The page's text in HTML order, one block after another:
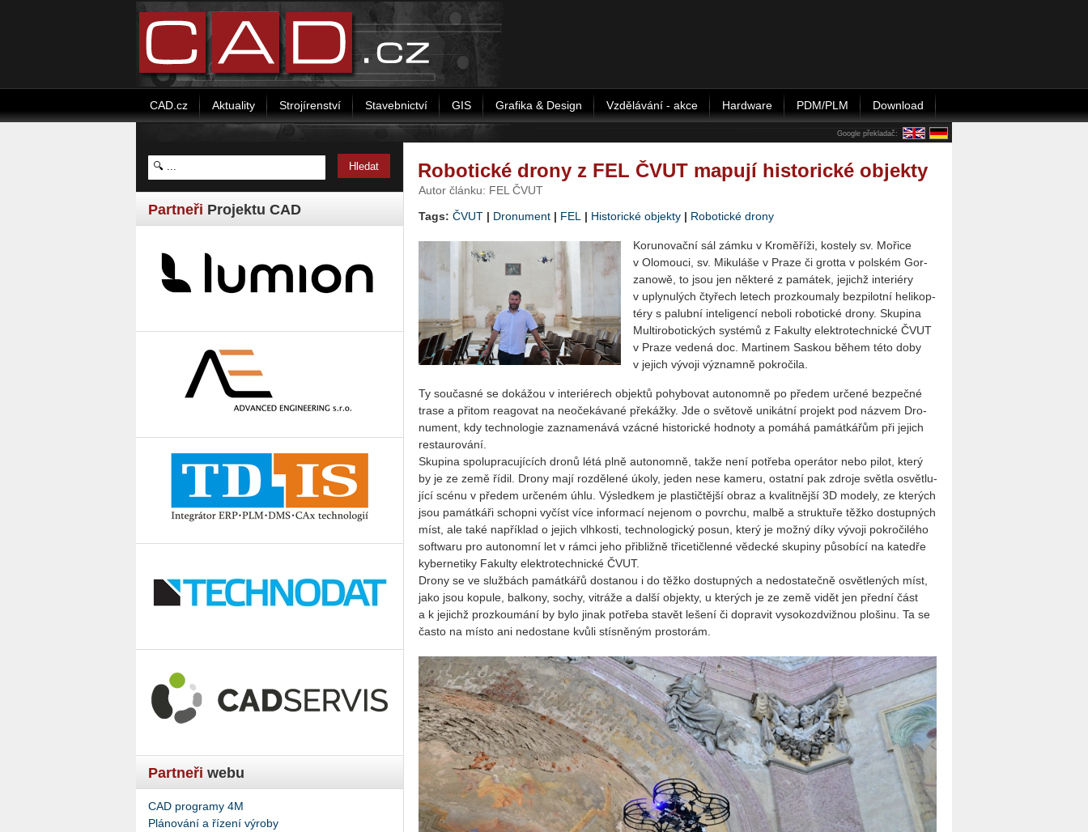
CAD.cz Aktuality Strojírenství Stavebnictví GIS Grafika & Design Vzdělávání - akce Hardware PDM/PLM Download
Google překladač:
Partneři Projektu CAD
Partneři webu
CAD programy 4M
Plánování a řízení výroby
Robotické drony z FEL ČVUT mapují historické objekty
Autor článku: FEL ČVUT
Tags: ČVUT | Dronument | FEL | Historické objekty | Robotické drony
Ko­ru­no­vač­ní sál zámku v Kro­mě­ří­ži, kos­te­ly sv. Mo­ři­ce
v Olo­mou­ci, sv. Mi­ku­lá­še v Praze či grot­ta v pol­ském Gor­
za­nowě, to jsou jen ně­kte­ré z pa­má­tek, je­jichž in­te­ri­é­ry
v uply­nu­lých čtyřech le­tech pro­zkou­ma­ly bez­pi­lot­ní he­li­kop­
té­ry s pa­lub­ní in­te­li­gen­cí ne­bo­li ro­bo­tic­ké drony. Sku­pi­na
Mul­ti­ro­bo­tic­kých sys­té­mů z Fa­kul­ty elek­tro­tech­nic­ké ČVUT
v Praze ve­de­ná doc. Mar­ti­nem Sas­kou během této doby
v je­jich vý­vo­ji vý­znam­ně po­kro­či­la.
Ty sou­čas­né se do­ká­žou v in­te­ri­é­rech ob­jek­tů po­hy­bo­vat au­to­nomně po pře­dem ur­če­né bez­peč­né
trase a při­tom re­a­go­vat na ne­o­če­ká­va­né pře­káž­ky. Jde o svě­to­vě uni­kát­ní pro­jekt pod ná­zvem Dro­
nu­ment, kdy tech­no­lo­gie za­zna­me­ná­vá vzác­né his­to­ric­ké hod­no­ty a po­má­há pa­mát­ká­řům při je­jich
re­stau­ro­vá­ní.
Sku­pi­na spo­lu­pra­cu­jí­cích dronů létá plně au­to­nomně, takže není po­tře­ba ope­rá­tor nebo pilot, který
by je ze země řídil. Drony mají roz­dě­le­né úkoly, jeden nese ka­me­ru, ostat­ní pak zdro­je svět­la osvět­lu­
jí­cí scénu v pře­dem ur­če­ném úhlu. Vý­sled­kem je plas­tič­těj­ší obraz a kva­lit­něj­ší 3D mo­de­ly, ze kte­rých
jsou pa­mát­ká­ři schop­ni vy­číst více in­for­ma­cí neje­nom o po­vrchu, malbě a struk­tu­ře těžko do­stup­ných
míst, ale také na­pří­klad o je­jich vlh­kos­ti, tech­no­lo­gic­ký posun, který je možný díky vý­vo­ji po­kro­či­lé­ho
soft­wa­ru pro au­to­nomní let v rámci jeho při­bliž­ně tři­ce­ti­člen­né vě­dec­ké sku­pi­ny pů­so­bí­cí na ka­tedře
ky­ber­ne­ti­ky Fa­kul­ty elek­tro­tech­nic­ké ČVUT.
Drony se ve služ­bách pa­mát­ká­řů do­sta­nou i do těžko do­stup­ných a ne­do­sta­teč­ně osvět­le­ných míst,
jako jsou ko­pu­le, bal­ko­ny, sochy, vit­rá­že a další ob­jek­ty, u kte­rých je ze země vidět jen před­ní část
a k je­jichž pro­zkou­má­ní by bylo jinak po­tře­ba sta­vět le­še­ní či do­pra­vit vy­so­kozdviž­nou plo­ši­nu. Ta se
často na místo ani ne­do­sta­ne kvůli stís­ně­ným pro­sto­rám.